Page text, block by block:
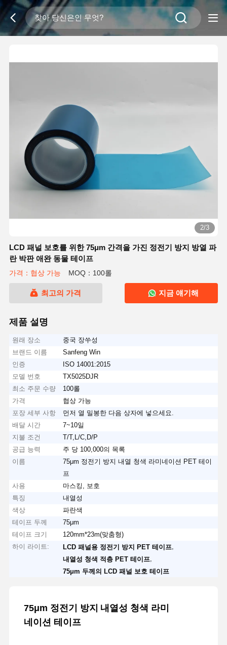
2/3
LCD 패널 보호를 위한 75μm 간격을 가진 정전기 방지 방열 파
란 박판 애완 동물 테이프
가격：협상 가능 MOQ：100롤
최고의 가격 지금 얘기해
제품 설명
원래 장소
중국 장쑤성
브랜드 이름
Sanfeng Win
인증
ISO 14001:2015
모델 번호
TX5025DJR
최소 주문 수량
100롤
가격
협상 가능
포장 세부 사항
먼저 열 밀봉한 다음 상자에 넣으세요.
배달 시간
7~10일
지불 조건
T/T,L/C,D/P
공급 능력
주 당 100,000의 목록
이름
75μm 정전기 방지 내열 청색 라미네이션 PET 테이
프
사용
마스킹, 보호
특징
내열성
색상
파란색
테이프 두께
75μm
테이프 크기
120mm*23m(맞춤형)
하이 라이트:
LCD 패널용 정전기 방지 PET 테이프
내열성 청색 적층 PET 테이프
75μm 두께의 LCD 패널 보호 테이프
75μm 정전기 방지 내열성 청색 라미
네이션 테이프